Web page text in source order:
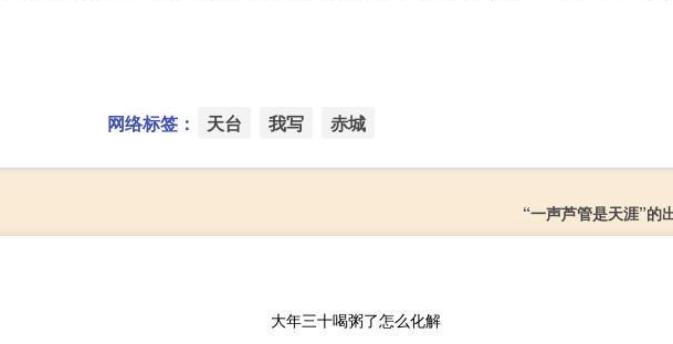
网络标签： 天台 我写 赤城
“一声芦管是天涯”的
大年三十喝粥了怎么化解